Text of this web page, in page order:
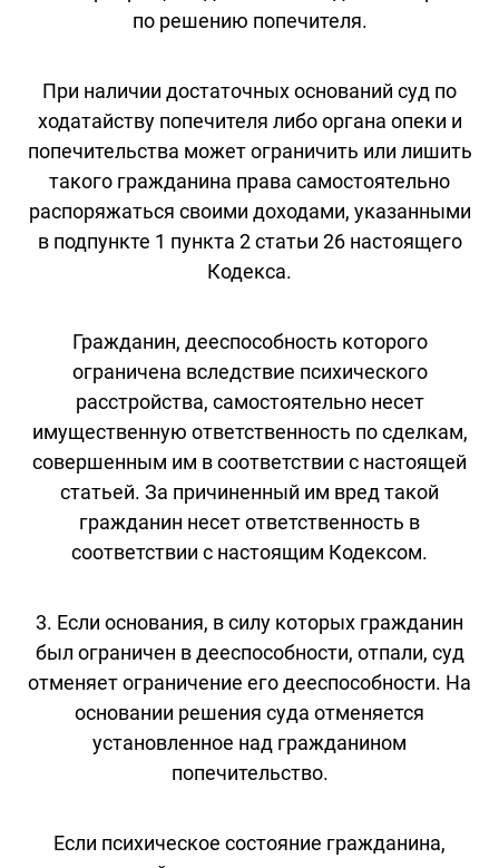
по решению попечителя.
При наличии достаточных оснований суд по
ходатайству попечителя либо органа опеки и
попечительства может ограничить или лишить
такого гражданина права самостоятельно
распоряжаться своими доходами, указанными
в подпункте 1 пункта 2 статьи 26 настоящего
Кодекса.
Гражданин, дееспособность которого
ограничена вследствие психического
расстройства, самостоятельно несет
имущественную ответственность по сделкам,
совершенным им в соответствии с настоящей
статьей. За причиненный им вред такой
гражданин несет ответственность в
соответствии с настоящим Кодексом.
3. Если основания, в силу которых гражданин
был ограничен в дееспособности, отпали, суд
отменяет ограничение его дееспособности. На
основании решения суда отменяется
установленное над гражданином
попечительство.
Если психическое состояние гражданина,